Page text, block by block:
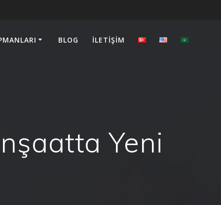
BLOG İLETIŞIM
Yeni